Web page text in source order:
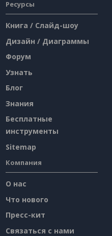
Ресурсы
Книга / Слайд-шоу
Дизайн / Диаграммы
Форум
Узнать
Блог
Знания
Бесплатные
инструменты
Sitemap
Компания
О нас
Что нового
Пресс-кит
Связаться с нами